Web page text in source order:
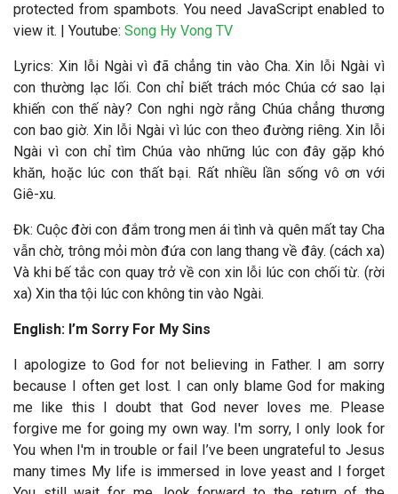
protected from spambots. You need JavaScript enabled to
view it. | Youtube: Song Hy Vong TV
Lyrics: Xin lỗi Ngài vì đã chẳng tin vào Cha. Xin lỗi Ngài vì
con thường lạc lối. Con chỉ biết trách móc Chúa cớ sao lại
khiến con thế này? Con nghi ngờ rằng Chúa chẳng thương
con bao giờ. Xin lỗi Ngài vì lúc con theo đường riêng. Xin lỗi
Ngài vì con chỉ tìm Chúa vào những lúc con đây gặp khó
khăn, hoặc lúc con thất bại. Rất nhiều lần sống vô ơn với
Giê-xu.
Đk: Cuộc đời con đắm trong men ái tình và quên mất tay Cha
vẫn chờ, trông mỏi mòn đứa con lang thang về đây. (cách xa)
Và khi bế tắc con quay trở về con xin lỗi lúc con chối từ. (rời
xa) Xin tha tội lúc con không tin vào Ngài.
English: I’m Sorry For My Sins
I apologize to God for not believing in Father. I am sorry
because I often get lost. I can only blame God for making
me like this I doubt that God never loves me. Please
forgive me for going my own way. I'm sorry, I only look for
You when I'm in trouble or fail I’ve been ungrateful to Jesus
many times My life is immersed in love yeast and I forget